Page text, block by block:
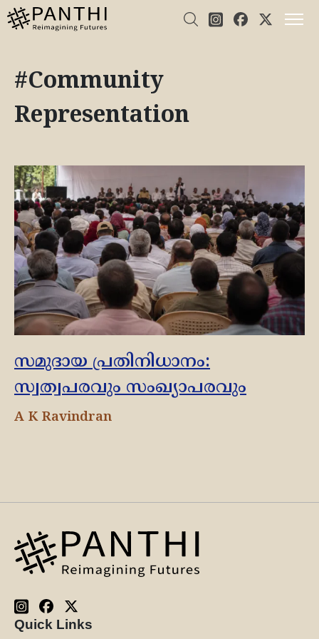
#Community
Representation
സമുദായ പ്രതിനിധാനം:
സ്വത്വപരവും സംഖ്യാപരവും
A K Ravindran
Quick Links